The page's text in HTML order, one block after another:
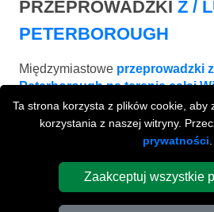
Ta strona korzysta z plików cookie, aby
korzystania z naszej witryny.
prywatności
Zaakceptuj wszystkie
PRZEPROWADZKI Z /
PETERBOROUGH
Międzymiastowe przeprowadzki
Peterborough na terenie całej